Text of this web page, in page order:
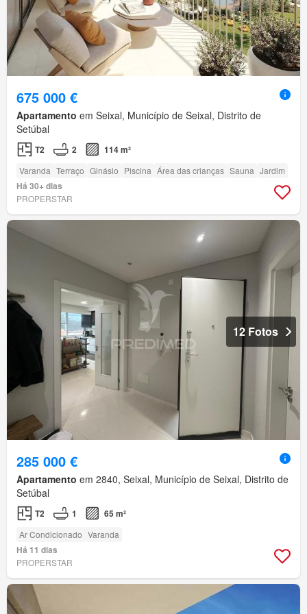
675 000 €
Apartamento em Seixal, Município de Seixal, Distrito de
Setúbal
T2 2 114 m²
Varanda Terraço Ginásio Piscina Área das crianças Sauna Jardim
Há 30+ dias
PROPERSTAR
12 Fotos
285 000 €
Apartamento em 2840, Seixal, Município de Seixal, Distrito de
Setúbal
T2 1 65 m²
Ar Condicionado Varanda
Há 11 dias
PROPERSTAR